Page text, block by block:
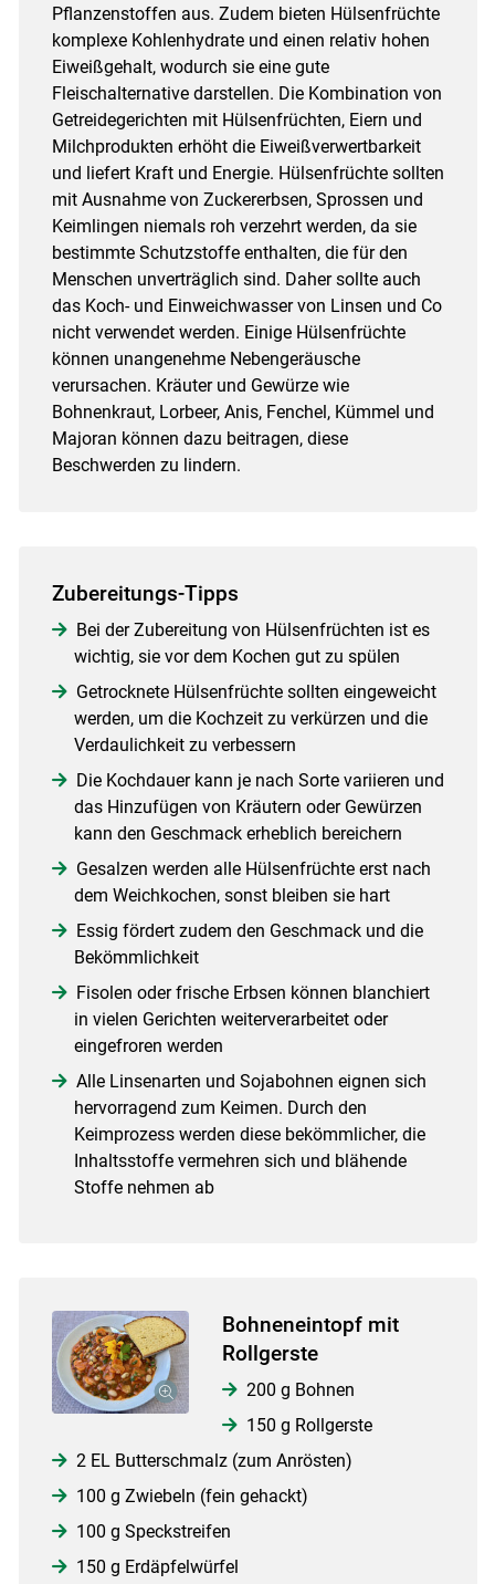
Pflanzenstoffen aus. Zudem bieten Hülsenfrüchte
komplexe Kohlenhydrate und einen relativ hohen
Eiweißgehalt, wodurch sie eine gute
Fleischalternative darstellen. Die Kombination von
Getreidegerichten mit Hülsenfrüchten, Eiern und
Milchprodukten erhöht die Eiweißverwertbarkeit
und liefert Kraft und Energie. Hülsenfrüchte sollten
mit Ausnahme von Zuckererbsen, Sprossen und
Keimlingen niemals roh verzehrt werden, da sie
bestimmte Schutzstoffe enthalten, die für den
Menschen unverträglich sind. Daher sollte auch
das Koch- und Einweichwasser von Linsen und Co
nicht verwendet werden. Einige Hülsenfrüchte
können unangenehme Nebengeräusche
verursachen. Kräuter und Gewürze wie
Bohnenkraut, Lorbeer, Anis, Fenchel, Kümmel und
Majoran können dazu beitragen, diese
Beschwerden zu lindern.
Zubereitungs-Tipps
Bei der Zubereitung von Hülsenfrüchten ist es
wichtig, sie vor dem Kochen gut zu spülen
Getrocknete Hülsenfrüchte sollten eingeweicht
werden, um die Kochzeit zu verkürzen und die
Verdaulichkeit zu verbessern
Die Kochdauer kann je nach Sorte variieren und
das Hinzufügen von Kräutern oder Gewürzen
kann den Geschmack erheblich bereichern
Gesalzen werden alle Hülsenfrüchte erst nach
dem Weichkochen, sonst bleiben sie hart
Essig fördert zudem den Geschmack und die
Bekömmlichkeit
Fisolen oder frische Erbsen können blanchiert
in vielen Gerichten weiterverarbeitet oder
eingefroren werden
Alle Linsenarten und Sojabohnen eignen sich
hervorragend zum Keimen. Durch den
Keimprozess werden diese bekömmlicher, die
Inhaltsstoffe vermehren sich und blähende
Stoffe nehmen ab
Bohneneintopf mit
Rollgerste
200 g Bohnen
150 g Rollgerste
2 EL Butterschmalz (zum Anrösten)
100 g Zwiebeln (fein gehackt)
100 g Speckstreifen
150 g Erdäpfelwürfel